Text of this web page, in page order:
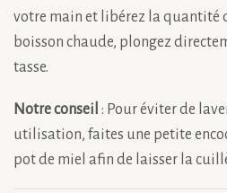
votre main et libérez la quantité
boisson chaude, plongez
tasse.
Notre conseil : Pour éviter de
utilisation, faites une petite
pot de miel afin de laisser la